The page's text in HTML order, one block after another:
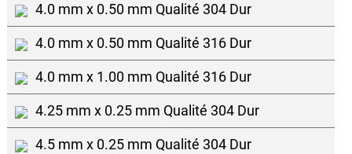
4.0 mm x 0.50 mm Qualité 304 Dur
4.0 mm x 0.50 mm Qualité 316 Dur
4.0 mm x 1.00 mm Qualité 316 Dur
4.25 mm x 0.25 mm Qualité 304 Dur
4.5 mm x 0.25 mm Qualité 304 Dur